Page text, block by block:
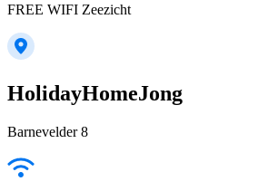
FREE WIFI Zeezicht
HolidayHomeJong
Barnevelder 8